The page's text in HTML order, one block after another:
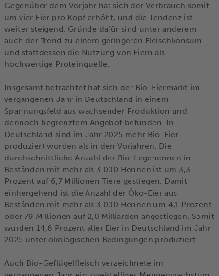
Gegenüber dem Vorjahr hat sich der Verbrauch somit
um vier Eier pro Kopf erhöht, und die Tendenz ist
weiter steigend. Gründe dafür sind unter anderem
auch der Trend zu einem geringeren Fleischkonsum
und stattdessen die Nutzung von Eiern als
hochwertige Proteinquelle.
Insgesamt betrachtet hat sich der Bio-Eiermarkt im
vergangenen Jahr in Deutschland in einem
Spannungsfeld aus wachsender Produktion und
dennoch begrenztem Angebot befunden. In
Deutschland sind im Jahr 2025 mehr Bio-Eier
produziert worden als in den Vorjahren. Die
durchschnittliche Anzahl der Bio-Legehennen in
Beständen mit mehr als 3.000 Hennen ist um 3,3
Prozent auf 6,7 Millionen Tiere gestiegen. Damit
einhergehend ist die Anzahl der Öko-Eier aus
Beständen mit mehr als 3.000 Hennen um 4,1 Prozent
oder 79 Millionen auf 2,0 Milliarden angestiegen. Somit
wurden 14,6 Prozent aller Eier in Deutschland im Jahr
2025 unter ökologischen Bedingungen produziert.
Auch Bio-Geflügelfleisch verzeichnete im